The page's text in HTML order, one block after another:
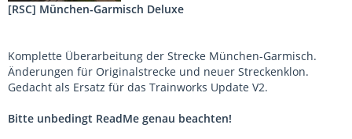
[RSC] München-Garmisch Deluxe
Komplette Überarbeitung der Strecke München-Garmisch.
Änderungen für Originalstrecke und neuer Streckenklon.
Gedacht als Ersatz für das Trainworks Update V2.
Bitte unbedingt ReadMe genau beachten!